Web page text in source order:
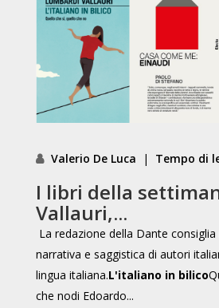
Valerio De Luca | Tempo di
I libri della
Vallauri,...
La redazione della Dante
narrativa e saggistica di autori
lingua italiana.L'italiano in bilico
che nodi Edoardo...